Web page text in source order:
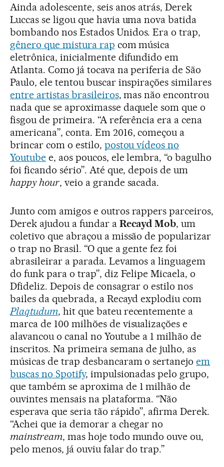
Ainda adolescente, seis anos atrás, Derek
Luccas se ligou que havia uma nova batida
bombando nos Estados Unidos. Era o trap,
gênero que mistura rap com música
eletrônica, inicialmente difundido em
Atlanta. Como já tocava na periferia de São
Paulo, ele tentou buscar inspirações similares
entre artistas brasileiros, mas não encontrou
nada que se aproximasse daquele som que o
fisgou de primeira. “A referência era a cena
americana”, conta. Em 2016, começou a
brincar com o estilo, postou vídeos no
Youtubee, aos poucos, ele lembra, “o bagulho
foi ficando sério”. Até que, depois de um
happy hour, veio a grande sacada.
Junto com amigos e outros rappers parceiros,
Derek ajudou a fundar a Recayd Mob, um
coletivo que abraçou a missão de popularizar
o trap no Brasil. “O que a gente fez foi
abrasileirar a parada. Levamos a linguagem
do funk para o trap”, diz Felipe Micaela, o
Dfideliz. Depois de consagrar o estilo nos
bailes da quebrada, a Recayd explodiu com
Plaqtudum, hit que bateu recentemente a
marca de 100 milhões de visualizações e
alavancou o canal no Youtube a 1 milhão de
inscritos. Na primeira semana de julho, as
músicas de trap desbancaram o sertanejoem
buscas no Spotify, impulsionadas pelo grupo,
que também se aproxima de 1 milhão de
ouvintes mensais na plataforma. “Não
esperava que seria tão rápido”, afirma Derek.
“Achei que ia demorar a chegar no
mainstream, mas hoje todo mundo ouve ou,
pelo menos, já ouviu falar do trap.”